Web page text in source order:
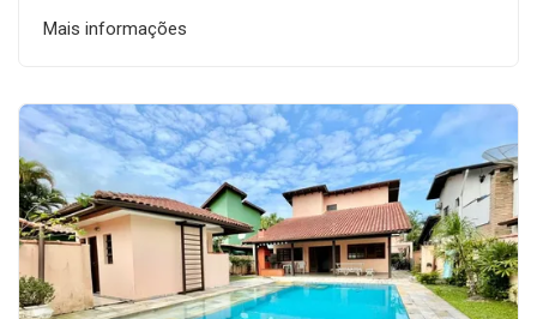
Mais informações